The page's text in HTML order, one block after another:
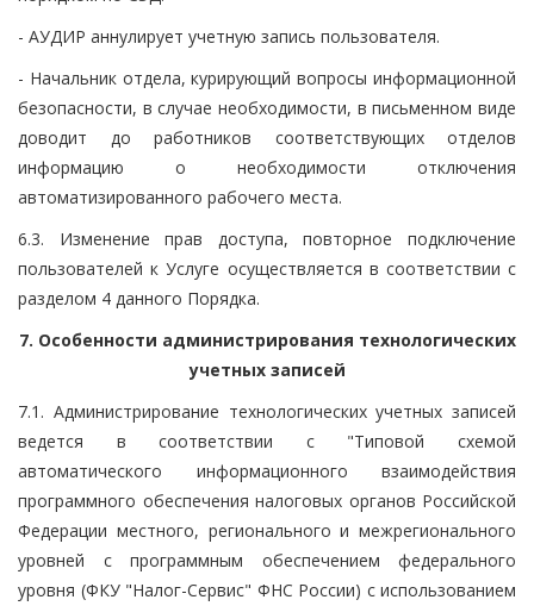
- АУДИР аннулирует учетную запись пользователя.
- Начальник отдела, курирующий вопросы информационной
безопасности, в случае необходимости, в письменном виде
доводит до работников соответствующих отделов
информацию о необходимости отключения
автоматизированного рабочего места.
6.3. Изменение прав доступа, повторное подключение
пользователей к Услуге осуществляется в соответствии с
разделом 4 данного Порядка.
7. Особенности администрирования технологических
учетных записей
7.1. Администрирование технологических учетных записей
ведется в соответствии с "Типовой схемой
автоматического информационного взаимодействия
программного обеспечения налоговых органов Российской
Федерации местного, регионального и межрегионального
уровней с программным обеспечением федерального
уровня (ФКУ "Налог-Сервис" ФНС России) с использованием